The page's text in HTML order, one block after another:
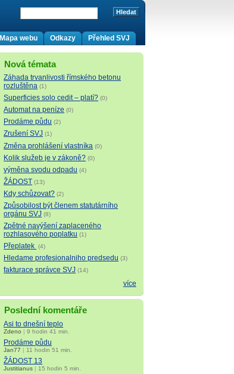
Přehled SVJ
Odkazy
Mapa webu
Nová témata
Záhada trvanlivosti římského betonu
rozluštěna (1)
Superficies solo cedit – platí? (0)
Automat na peníze (0)
Prodáme půdu (2)
Zrušení SVJ (1)
Změna prohlášení vlastníka (0)
Kolik služeb je v zákoně? (0)
výměna svodu odpadu (4)
ŽÁDOST (13)
Kdy schůzovat? (2)
Způsobilost být členem statutárního
orgánu SVJ (8)
Zpětné navýšení zaplaceného
rozhlasového poplatku (1)
Přeplatek (4)
Hledame profesionalniho predsedu (3)
fakturace správce SVJ (14)
více
Poslední komentáře
Asi to dnešní teplo
Zdeno |9 hodin 41 min.
Prodáme půdu
Jan77 | 11 hodin 51 min.
ŽÁDOST 13
Justitianus | 15 hodin 5 min.